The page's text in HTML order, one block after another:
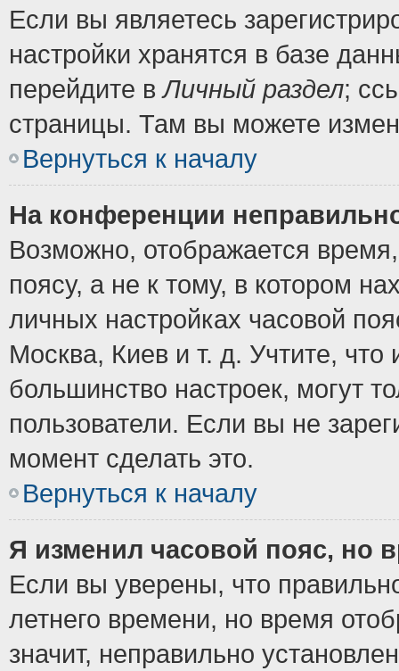
Если вы являетесь
настройки хранятся в базе
перейдите вЛичный раздел;
страницы. Там вы можете
Вернуться к началу
На конференции
Возможно, отображается
поясу, а не к тому, в котором
личных настройках часовой
Москва, Киев и т. д. Учтите, что
большинство настроек, могут
пользователи. Если вы не
момент сделать это.
Вернуться к началу
Я изменил часовой пояс, но
Если вы уверены, что
летнего времени, но время
значит, неправильно